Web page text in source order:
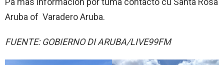
Aruba of Varadero Aruba.
FUENTE: GOBIERNO DI ARUBA/LIVE99FM